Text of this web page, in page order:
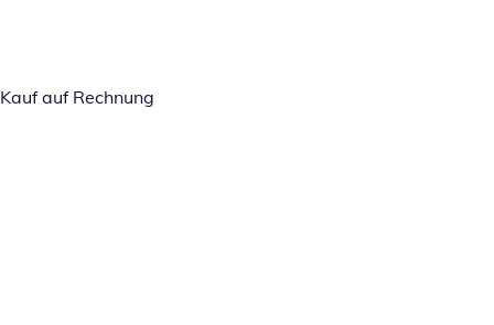
Kauf auf Rechnung